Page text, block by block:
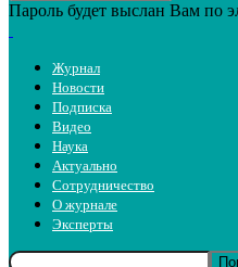
Пароль будет выслан Вам по
Журнал
Новости
Подписка
Видео
Наука
Актуально
Сотрудничество
О журнале
Эксперты